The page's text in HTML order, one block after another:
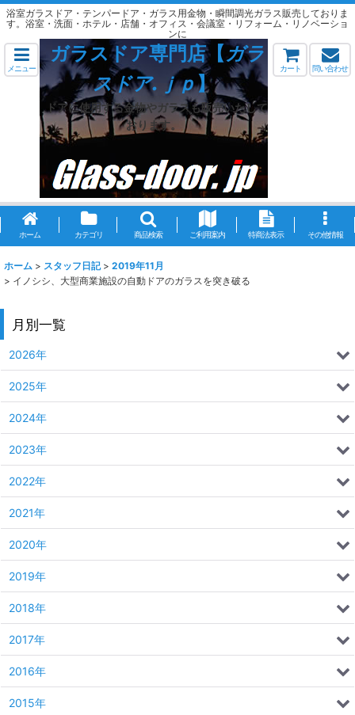
浴室ガラスドア・テンパードア・ガラス用金物・瞬間調光ガラス販売しておりま
す。浴室・洗面・ホテル・店舗・オフィス・会議室・リフォーム・リノベーショ
ンに
メニュー
ガラスドア専門店【ガラ
スドア.ｊｐ】
ドアに使用する金物やガラスも販売いたして
おります。
カート 問い合わせ
ホーム カテゴリ 商品検索 ご利用案内 特商法表示 その他情報
ホーム > スタッフ日記 > 2019年11月
> イノシシ、大型商業施設の自動ドアのガラスを突き破る
月別一覧
2026年
2025年
2024年
2023年
2022年
2021年
2020年
2019年
2018年
2017年
2016年
2015年